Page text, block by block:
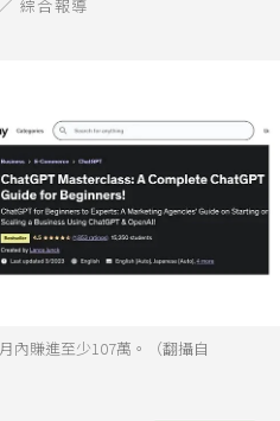
綜合報導
內賺進至少107萬。（翻攝自